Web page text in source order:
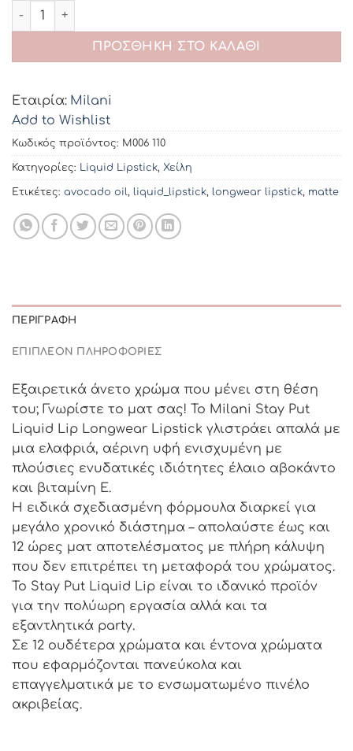
MILANI Stay Put Liquid Lip Longwear Lipstick 110 - Glow
ΠΡΟΣΘΉΚΗ ΣΤΟ ΚΑΛΆΘΙ
Εταιρία: Milani
Add to Wishlist
Κωδικός προϊόντος: M006 110
Κατηγορίες: Liquid Lipstick, Χείλη
Ετικέτες: avocado oil , liquid_lipstick, longwear lipstick, matte
ΠΕΡΙΓΡΑΦΉ
ΕΠΙΠΛΈΟΝ ΠΛΗΡΟΦΟΡΊΕΣ
Εξαιρετικά άνετο χρώμα που μένει στη θέση
του; Γνωρίστε το ματ σας! Το Milani Stay Put
Liquid Lip Longwear Lipstick γλιστράει απαλά με
μια ελαφριά, αέρινη υφή ενισχυμένη με
πλούσιες ενυδατικές ιδιότητες έλαιο αβοκάντο
και βιταμίνη Ε.
Η ειδικά σχεδιασμένη φόρμουλα διαρκεί για
μεγάλο χρονικό διάστημα – απολαύστε έως και
12 ώρες ματ αποτελέσματος με πλήρη κάλυψη
που δεν επιτρέπει τη μεταφορά του χρώματος.
Το Stay Put Liquid Lip είναι το ιδανικό προϊόν
για την πολύωρη εργασία αλλά και τα
εξαντλητικά party.
Σε 12 ουδέτερα χρώματα και έντονα χρώματα
που εφαρμόζονται πανεύκολα και
επαγγελματικά με το ενσωματωμένο πινέλο
ακριβείας.